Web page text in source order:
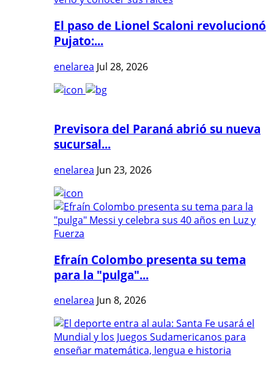
El paso de Lionel Scaloni revolucionó
Pujato:...
enelarea Jul 28, 2026
Previsora del Paraná abrió su nueva
sucursal...
enelarea Jun 23, 2026
Efraín Colombo presenta su tema
para la "pulga"...
enelarea Jun 8, 2026